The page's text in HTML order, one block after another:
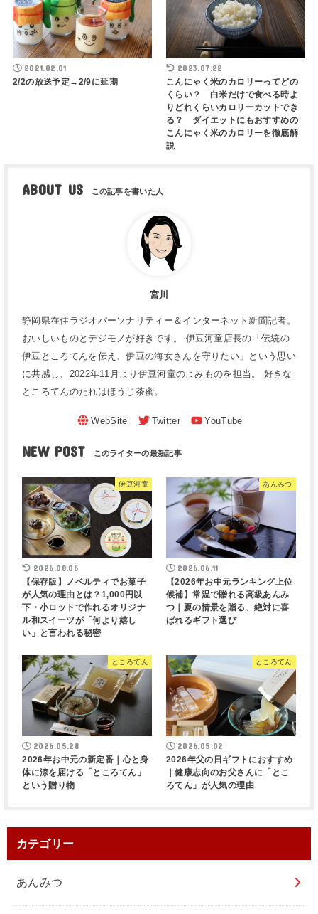
2021.02.01
2/2の放送予定→2/9に延期
2023.07.22
こんにゃく米のカロリーってどの
くらい？ 白米だけで食べる時よ
りどれくらいカロリーカットでき
る？ ダイエットにもおすすめの
こんにゃく米のカロリーを徹底解
説
ABOUT US
宮川
静岡県在住ラジオパーソナリティー＆インターネット新聞記者。
おいしいものとデジモノが好きです。 伊豆河童店長の「伝統の
伊豆ところてんを伝え、伊豆の海女さんを守りたい」という思い
に共感し、2022年11月より伊豆河童のよみものを担当。 好きな
ところてんのたれはほうじ茶蜜。
NEW POST
伊豆河童
2026.08.06
【保存版】ノベルティでお菓子
が人気の理由とは？1,000円以
下・小ロットで作れるオリジナ
ル和スイーツが「何より嬉し
い」と言われる秘密
あんみつ
2026.06.11
【2026年お中元ランキング上位
候補】常温で贈れる高級あんみ
つ｜夏の情景を贈る、絶対に喜
ばれるギフト選び
ところてん
2026.05.28
2026年お中元の新定番｜心と身
体に涼を届ける「ところてん」
という贈り物
ところてん
2026.05.02
2026年父の日ギフトにおすすめ
｜健康志向のお父さんに「とこ
ろてん」が人気の理由
カテゴリー
あんみつ